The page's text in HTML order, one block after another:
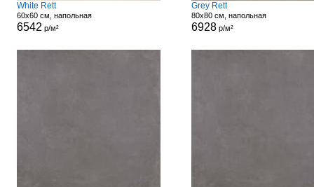
White Rett
60x60 см, напольная
6542 р/м²
Grey Rett
80x80 см, напольная
6928р/м²